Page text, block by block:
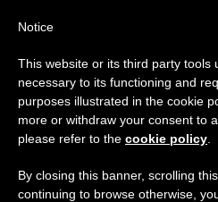
ETIQUETA
Posts
‘construir’
Aviso importante
Del 27 de julio al 7 de
anual, aprovechando que
se generan menos
Notice
This website or its third party tools
necessary to its functioning and
purposes illustrated in the cookie
more or withdraw your consent to
please refer to the cookie policy
By closing this banner, scrolling
continuing to browse otherwise,